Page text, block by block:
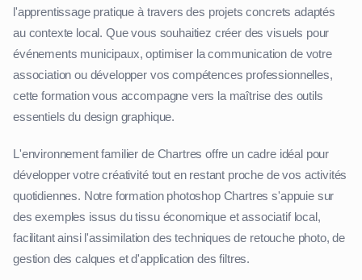
l'apprentissage pratique à travers des projets concrets adaptés
au contexte local. Que vous souhaitiez créer des visuels pour
événements municipaux, optimiser la communication de votre
association ou développer vos compétences professionnelles,
cette formation vous accompagne vers la maîtrise des outils
essentiels du design graphique.
L'environnement familier de Chartres offre un cadre idéal pour
développer votre créativité tout en restant proche de vos activités
quotidiennes. Notre formation photoshop Chartres s'appuie sur
des exemples issus du tissu économique et associatif local,
facilitant ainsi l'assimilation des techniques de retouche photo, de
gestion des calques et d'application des filtres.